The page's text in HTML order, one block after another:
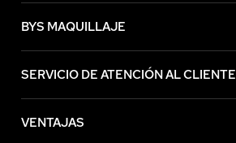
BYS MAQUILLAJE
SERVICIO DE ATENCIÓN AL CLIENTE
VENTAJAS